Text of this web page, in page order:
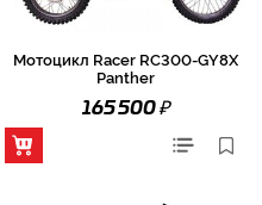
Мотоцикл Racer RC300-GY8X
Panther
165 500₽